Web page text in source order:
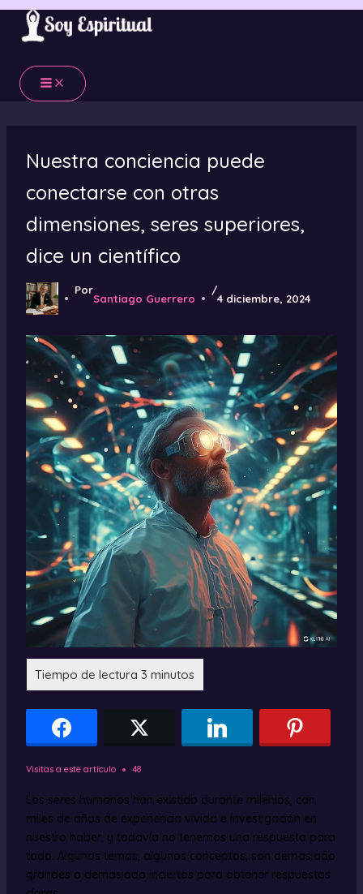
Ir
contenido
Nuestra conciencia puede
conectarse con otras
dimensiones, seres superiores,
dice un científico
Por
Santiago Guerrero
/
4 diciembre, 2024
Visitas a este artículo 48
Los seres humanos han existido durante milenios, con
miles de años de experiencia vivida e investigación en
nuestro haber, y todavía no tenemos una respuesta para
todo. Algunos temas, algunos conceptos, son demasiado
grandes o demasiado inciertos para obtener respuestas